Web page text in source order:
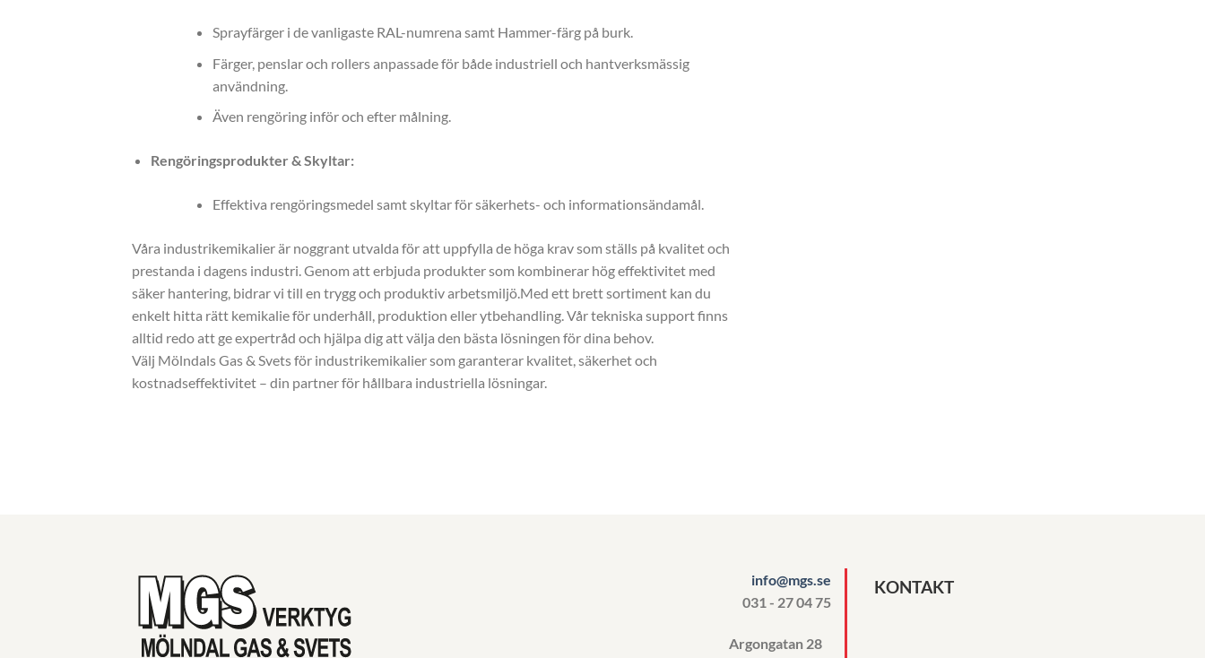
Sprayfärger i de vanligaste RAL-numrena samt Hammer-färg på burk.
Färger, penslar och rollers anpassade för både industriell och hantverksmässig
användning.
Även rengöring inför och efter målning.
Rengöringsprodukter & Skyltar:
Effektiva rengöringsmedel samt skyltar för säkerhets- och informationsändamål.
Våra industrikemikalier är noggrant utvalda för att uppfylla de höga krav som ställs på kvalitet och
prestanda i dagens industri. Genom att erbjuda produkter som kombinerar hög effektivitet med
säker hantering, bidrar vi till en trygg och produktiv arbetsmiljö.Med ett brett sortiment kan du
enkelt hitta rätt kemikalie för underhåll, produktion eller ytbehandling. Vår tekniska support finns
alltid redo att ge expertråd och hjälpa dig att välja den bästa lösningen för dina behov.
Välj Mölndals Gas & Svets för industrikemikalier som garanterar kvalitet, säkerhet och
kostnadseffektivitet – din partner för hållbara industriella lösningar.
info@mgs.se
031 - 27 04 75
Argongatan 28
KONTAKT